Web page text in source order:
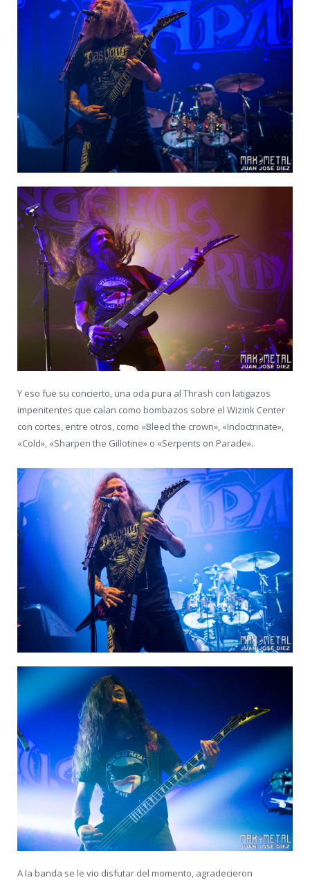
Y eso fue su concierto, una oda pura al Thrash con latigazos
impenitentes que caían como bombazos sobre el Wizink Center
con cortes, entre otros, como «Bleed the crown», «Indoctrinate»,
«Cold», «Sharpen the Gillotine» o «Serpents on Parade».
A la banda se le vio disfutar del momento, agradecieron